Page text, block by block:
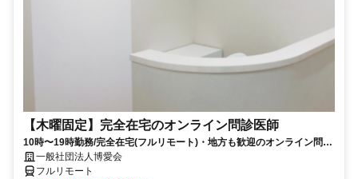
【木曜固定】完全在宅のオンライン問診医師
10時〜19時勤務/完全在宅(フルリモート)・地方も歓迎のオンライン問診
業務一般社団法人博愛会
フルリモート